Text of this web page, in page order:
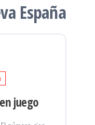
España
juego